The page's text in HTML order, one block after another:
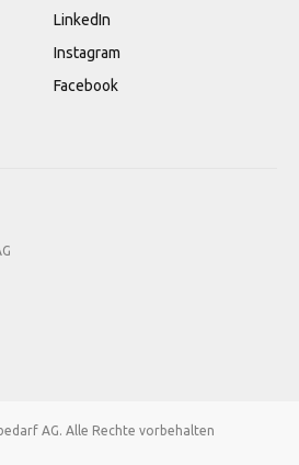
LinkedIn
Instagram
Facebook
AG. Alle Rechte vorbehalten